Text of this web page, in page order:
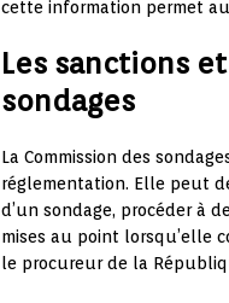
cette information permet
Les sanctions
sondages
La Commission des
réglementation. Elle peut
d’un sondage, procéder à
mises au point lorsqu’elle
le procureur de la